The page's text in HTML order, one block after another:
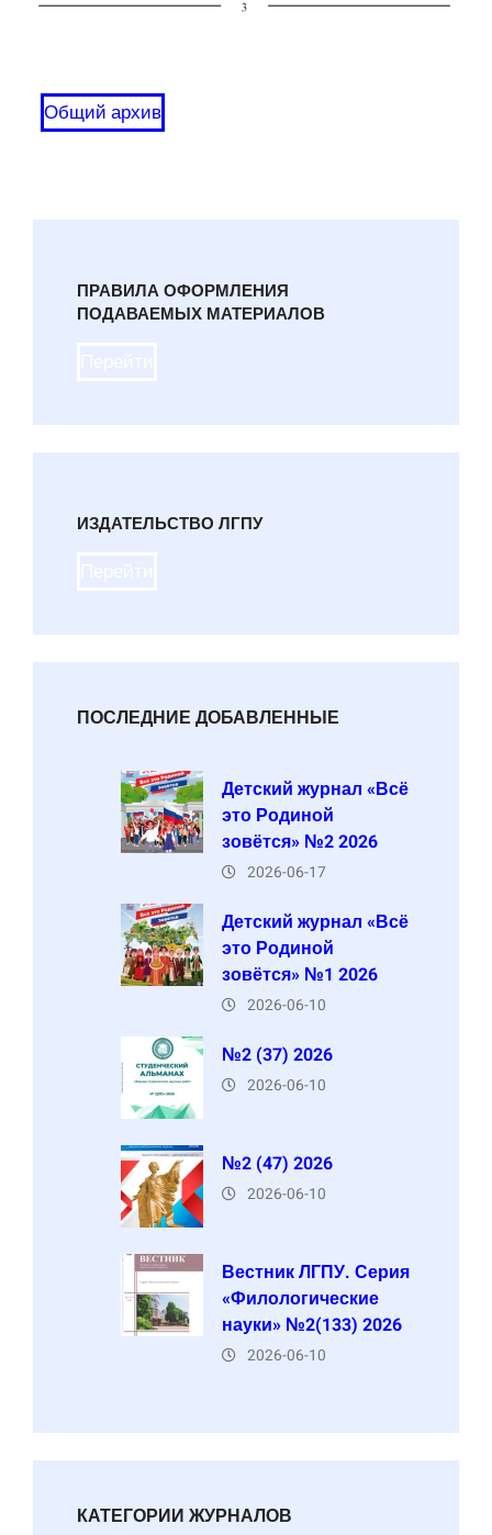
Общий архив
ПРАВИЛА ОФОРМЛЕНИЯ
ПОДАВАЕМЫХ МАТЕРИАЛОВ
ИЗДАТЕЛЬСТВО ЛГПУ
ПОСЛЕДНИЕ ДОБАВЛЕННЫЕ
Детский журнал «Всё
это Родиной
зовётся» №2 2026
2026-06-17
Детский журнал «Всё
это Родиной
зовётся» №1 2026
2026-06-10
№2 (37) 2026
2026-06-10
№2 (47) 2026
2026-06-10
Вестник ЛГПУ. Серия
«Филологические
науки» №2(133) 2026
2026-06-10
КАТЕГОРИИ ЖУРНАЛОВ